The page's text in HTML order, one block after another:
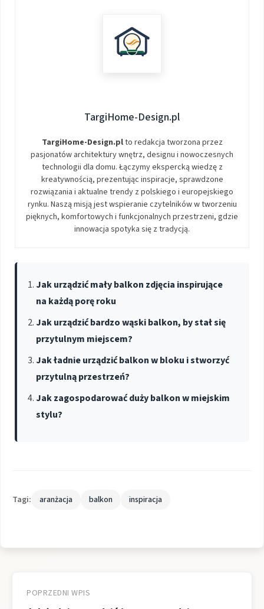
TargiHome-Design.pl
TargiHome-Design.plto redakcja tworzona przez
pasjonatów architektury wnętrz, designu i nowoczesnych
technologii dla domu. Łączymy ekspercką wiedzę z
kreatywnością, prezentując inspiracje, sprawdzone
rozwiązania i aktualne trendy z polskiego i europejskiego
rynku. Naszą misją jest wspieranie czytelników w tworzeniu
pięknych, komfortowych i funkcjonalnych przestrzeni, gdzie
innowacja spotyka się z tradycją.
Jak urządzić mały balkon zdjęcia inspirujące
na każdą porę roku
Jak urządzić bardzo wąski balkon, by stał się
przytulnym miejscem?
Jak ładnie urządzić balkon w bloku i stworzyć
przytulną przestrzeń?
Jak zagospodarować duży balkon w miejskim
stylu?
Tagi: aranżacja balkon inspiracja
wpisu
POPRZEDNI WPIS